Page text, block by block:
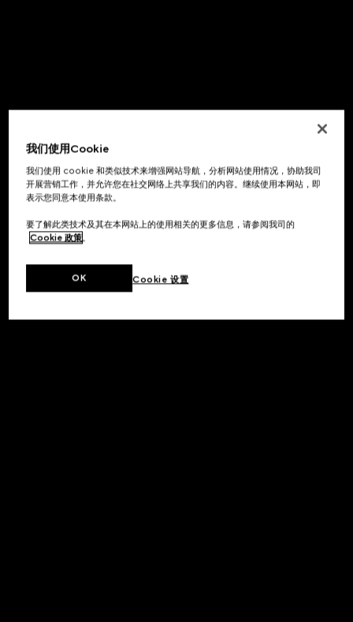
我们使用Cookie
我们使用 cookie 和类似技术来增强网站导航，分析网站使用情况，协助我司
开展营销工作，并允许您在社交网络上共享我们的内容。继续使用本网站，即
表示您同意本使用条款。
要了解此类技术及其在本网站上的使用相关的更多信息，请参阅我司的
Cookie 政策。
Cookie 设置
OK